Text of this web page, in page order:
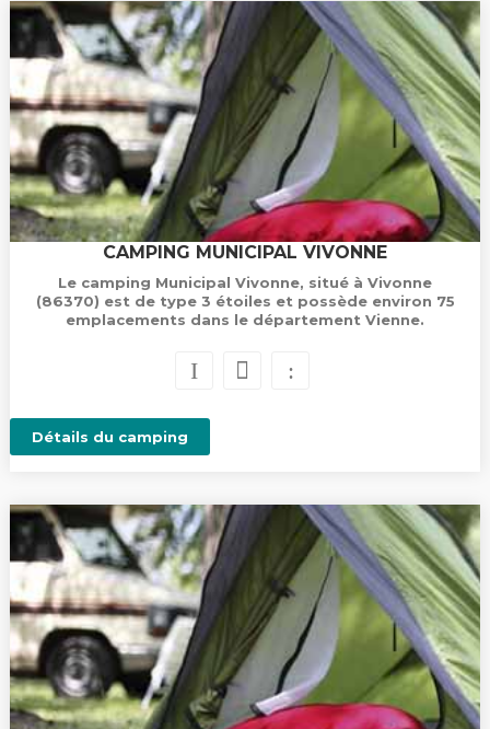
CAMPING MUNICIPAL VIVONNE
Le camping Municipal Vivonne, situé à Vivonne
(86370) est de type 3 étoiles et possède environ 75
emplacements dans le département Vienne.
Détails du camping